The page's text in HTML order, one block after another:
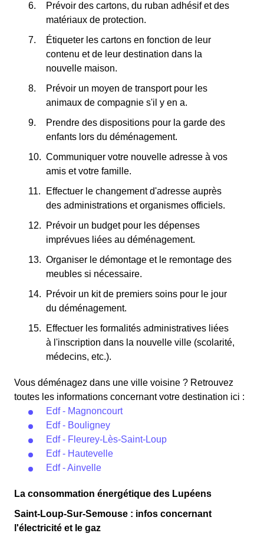
Prévoir des cartons, du ruban adhésif et des
matériaux de protection.
Étiqueter les cartons en fonction de leur
contenu et de leur destination dans la
nouvelle maison.
Prévoir un moyen de transport pour les
animaux de compagnie s'il y en a.
Prendre des dispositions pour la garde des
enfants lors du déménagement.
Communiquer votre nouvelle adresse à vos
amis et votre famille.
Effectuer le changement d'adresse auprès
des administrations et organismes officiels.
Prévoir un budget pour les dépenses
imprévues liées au déménagement.
Organiser le démontage et le remontage des
meubles si nécessaire.
Prévoir un kit de premiers soins pour le jour
du déménagement.
Effectuer les formalités administratives liées
à l'inscription dans la nouvelle ville (scolarité,
médecins, etc.).
Vous déménagez dans une ville voisine ? Retrouvez
toutes les informations concernant votre destination ici :
Edf - Magnoncourt
Edf - Bouligney
Edf - Fleurey-Lès-Saint-Loup
Edf - Hautevelle
Edf - Ainvelle
La consommation énergétique des Lupéens
Saint-Loup-Sur-Semouse : infos concernant
l'électricité et le gaz